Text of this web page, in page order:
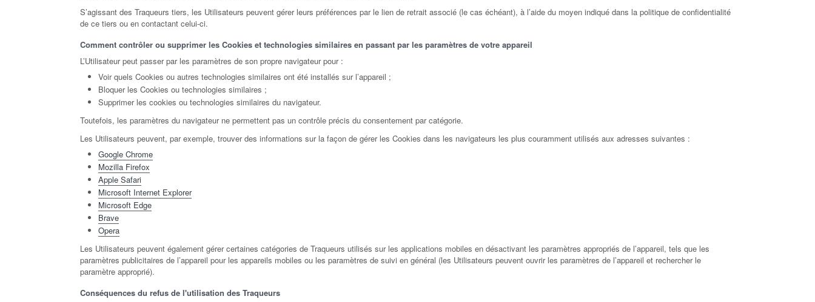
S’agissant des Traqueurs tiers, les Utilisateurs peuvent gérer leurs préférences par le lien de retrait associé (le cas échéant), à l’aide du moyen indiqué dans la politique de confidentialité
de ce tiers ou en contactant celui-ci.
Comment contrôler ou supprimer les Cookies et technologies similaires en passant par les paramètres de votre appareil
L’Utilisateur peut passer par les paramètres de son propre navigateur pour :
Voir quels Cookies ou autres technologies similaires ont été installés sur l’appareil ;
Bloquer les Cookies ou technologies similaires ;
Supprimer les cookies ou technologies similaires du navigateur.
Toutefois, les paramètres du navigateur ne permettent pas un contrôle précis du consentement par catégorie.
Les Utilisateurs peuvent, par exemple, trouver des informations sur la façon de gérer les Cookies dans les navigateurs les plus couramment utilisés aux adresses suivantes :
Google Chrome
Mozilla Firefox
Apple Safari
Microsoft Internet Explorer
Microsoft Edge
Brave
Opera
Les Utilisateurs peuvent également gérer certaines catégories de Traqueurs utilisés sur les applications mobiles en désactivant les paramètres appropriés de l’appareil, tels que les
paramètres publicitaires de l’appareil pour les appareils mobiles ou les paramètres de suivi en général (les Utilisateurs peuvent ouvrir les paramètres de l’appareil et rechercher le
paramètre approprié).
Conséquences du refus de l'utilisation des Traqueurs